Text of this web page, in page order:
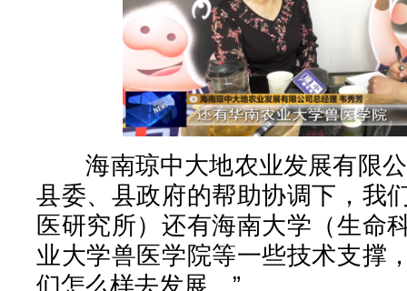
海南琼中大地农业发展有限公
县委、县政府的帮助协调下，我
医研究所）还有海南大学（生命
业大学兽医学院等一些技术支撑